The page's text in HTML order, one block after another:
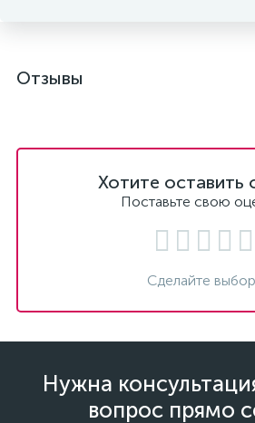
Отзывы
Хотите оставить
Поставьте свою
Сделайте
Нужна
вопрос прямо